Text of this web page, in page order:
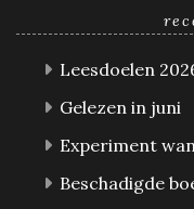
Leesdoelen
Gelezen in juni
Experiment
Beschadigde